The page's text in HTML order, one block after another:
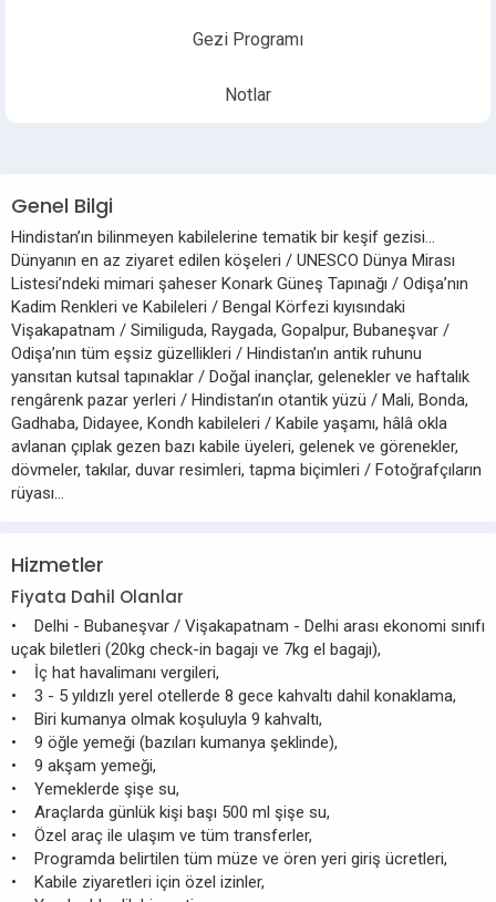
Gezi Programı
Notlar
Genel Bilgi
Hindistan’ın bilinmeyen kabilelerine tematik bir keşif gezisi...
Dünyanın en az ziyaret edilen köşeleri / UNESCO Dünya Mirası
Listesi’ndeki mimari şaheser Konark Güneş Tapınağı / Odişa’nın
Kadim Renkleri ve Kabileleri / Bengal Körfezi kıyısındaki
Vişakapatnam / Similiguda, Raygada, Gopalpur, Bubaneşvar /
Odişa’nın tüm eşsiz güzellikleri / Hindistan’ın antik ruhunu
yansıtan kutsal tapınaklar / Doğal inançlar, gelenekler ve haftalık
rengârenk pazar yerleri / Hindistan’ın otantik yüzü / Mali, Bonda,
Gadhaba, Didayee, Kondh kabileleri / Kabile yaşamı, hâlâ okla
avlanan çıplak gezen bazı kabile üyeleri, gelenek ve görenekler,
dövmeler, takılar, duvar resimleri, tapma biçimleri / Fotoğrafçıların
rüyası…
Hizmetler
Fiyata Dahil Olanlar
• Delhi - Bubaneşvar / Vişakapatnam - Delhi arası ekonomi sınıfı
uçak biletleri (20kg check-in bagajı ve 7kg el bagajı),
• İç hat havalimanı vergileri,
• 3 - 5 yıldızlı yerel otellerde 8 gece kahvaltı dahil konaklama,
• Biri kumanya olmak koşuluyla 9 kahvaltı,
• 9 öğle yemeği (bazıları kumanya şeklinde),
• 9 akşam yemeği,
• Yemeklerde şişe su,
• Araçlarda günlük kişi başı 500 ml şişe su,
• Özel araç ile ulaşım ve tüm transferler,
• Programda belirtilen tüm müze ve ören yeri giriş ücretleri,
• Kabile ziyaretleri için özel izinler,